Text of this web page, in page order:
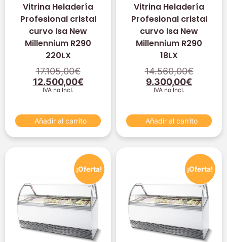
Vitrina Heladería
Profesional cristal
curvo Isa New
Millennium R290
220LX
17.105,00€
12.500,00€
IVA no Incl.
Añadir al carrito
Vitrina Heladería
Profesional cristal
curvo Isa New
Millennium R290
18LX
14.560,00€
9.300,00€
IVA no Incl.
Añadir al carrito
¡Oferta! ¡Oferta!